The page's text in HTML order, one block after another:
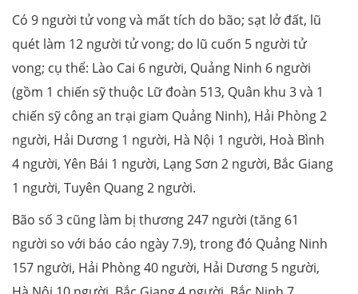
Có 9 người tử vong và mất tích do bão; sạt lở đất, lũ
quét làm 12 người tử vong; do lũ cuốn 5 người tử
vong; cụ thể: Lào Cai 6 người, Quảng Ninh 6 người
(gồm 1 chiến sỹ thuộc Lữ đoàn 513, Quân khu 3 và 1
chiến sỹ công an trại giam Quảng Ninh), Hải Phòng 2
người, Hải Dương 1 người, Hà Nội 1 người, Hoà Bình
4 người, Yên Bái 1 người, Lạng Sơn 2 người, Bắc Giang
1 người, Tuyên Quang 2 người.
Bão số 3 cũng làm bị thương 247 người (tăng 61
người so với báo cáo ngày 7.9), trong đó Quảng Ninh
157 người, Hải Phòng 40 người, Hải Dương 5 người,